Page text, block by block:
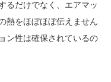
るだけでなく、エアマッ
熱をほぼほぼ伝えません
ン性は確保されているの